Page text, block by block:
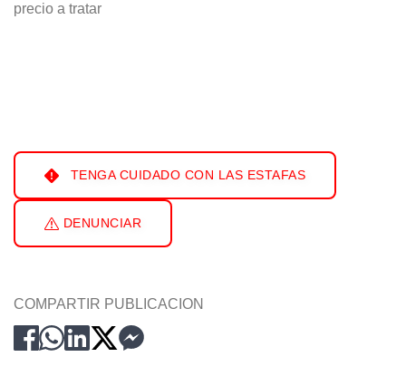
precio a tratar
TENGA CUIDADO CON LAS ESTAFAS
DENUNCIAR
COMPARTIR PUBLICACION